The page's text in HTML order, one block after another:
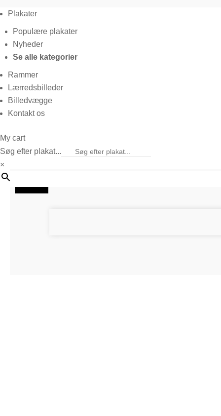
Plakater
Populære plakater
Nyheder
Se alle kategorier
Rammer
Lærredsbilleder
Billedvægge
Kontakt os
My cart
Søg efter plakat...
×